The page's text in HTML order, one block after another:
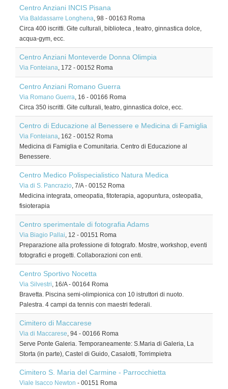
Centro Anziani INCIS Pisana
Via Baldassarre Longhena, 98 - 00163 Roma
Circa 400 iscritti. Gite culturali, biblioteca , teatro, ginnastica dolce,
acqua-gym, ecc.
Centro Anziani Monteverde Donna Olimpia
Via Fonteiana, 172 - 00152 Roma
Centro Anziani Romano Guerra
Via Romano Guerra, 16 - 00166 Roma
Circa 350 iscritti. Gite culturali, teatro, ginnastica dolce, ecc.
Centro di Educazione al Benessere e Medicina di Famiglia
Via Fonteiana, 162 - 00152 Roma
Medicina di Famiglia e Comunitaria. Centro di Educazione al
Benessere.
Centro Medico Polispecialistico Natura Medica
Via di S. Pancrazio, 7/A- 00152 Roma
Medicina integrata, omeopatia, fitoterapia, agopuntura, osteopatia,
fisioterapia
Centro sperimentale di fotografia Adams
Via Biagio Pallai, 12 - 00151 Roma
Preparazione alla professione di fotografo. Mostre, workshop, eventi
fotografici e progetti. Collaborazioni con enti.
Centro Sportivo Nocetta
Via Silvestri, 16/A- 00164 Roma
Bravetta. Piscina semi-olimpionica con 10 istruttori di nuoto.
Palestra. 4 campi da tennis con maestri federali.
Cimitero di Maccarese
Via di Maccarese, 94 - 00166 Roma
Serve Ponte Galeria. Temporaneamente: S.Maria di Galeria, La
Storta (in parte), Castel di Guido, Casalotti, Torrimpietra
Cimitero S. Maria del Carmine - Parrocchietta
Viale Isacco Newton - 00151 Roma